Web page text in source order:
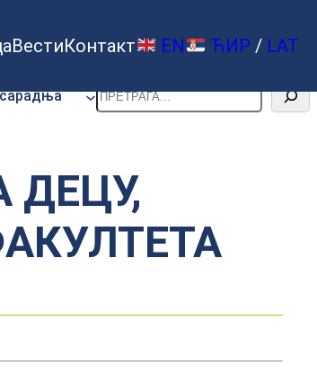
ВестиКонтакт EN ЋИР / LAT
Претрага
ДЕЦУ,